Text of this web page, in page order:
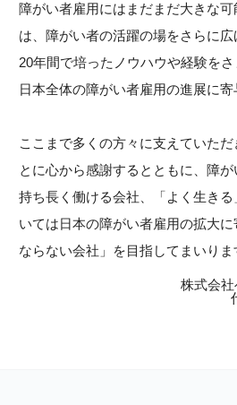
障がい者雇用にはまだまだ大きな
は、障がい者の活躍の場をさらに広
20年間で培ったノウハウや経験をさ
日本全体の障がい者雇用の進展に寄
ここまで多くの方々に支えていた
とに心から感謝するとともに、障
持ち長く働ける会社、「よく生き
いては日本の障がい者雇用の拡大
ならない会社」を目指してまいりま
株式会